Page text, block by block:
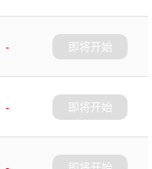
-
即将开始
-
即将开始